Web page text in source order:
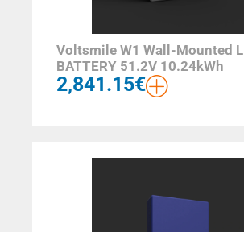
Voltsmile W1 Wall-Mounted
BATTERY 51.2V 10.24kWh
2,841.15€